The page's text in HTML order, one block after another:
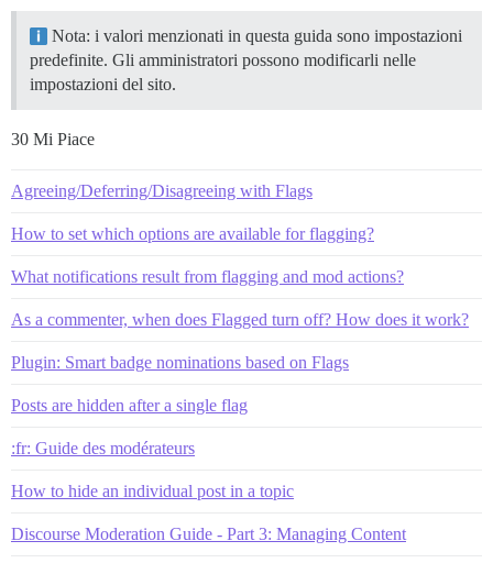
Nota: i valori menzionati in questa guida sono impostazioni
predefinite. Gli amministratori possono modificarli nelle
impostazioni del sito.
30 Mi Piace
Agreeing/Deferring/Disagreeing with Flags
How to set which options are available for flagging?
What notifications result from flagging and mod actions?
As a commenter, when does Flagged turn off? How does it work?
Plugin: Smart badge nominations based on Flags
Posts are hidden after a single flag
:fr: Guide des modérateurs
How to hide an individual post in a topic
Discourse Moderation Guide - Part 3: Managing Content